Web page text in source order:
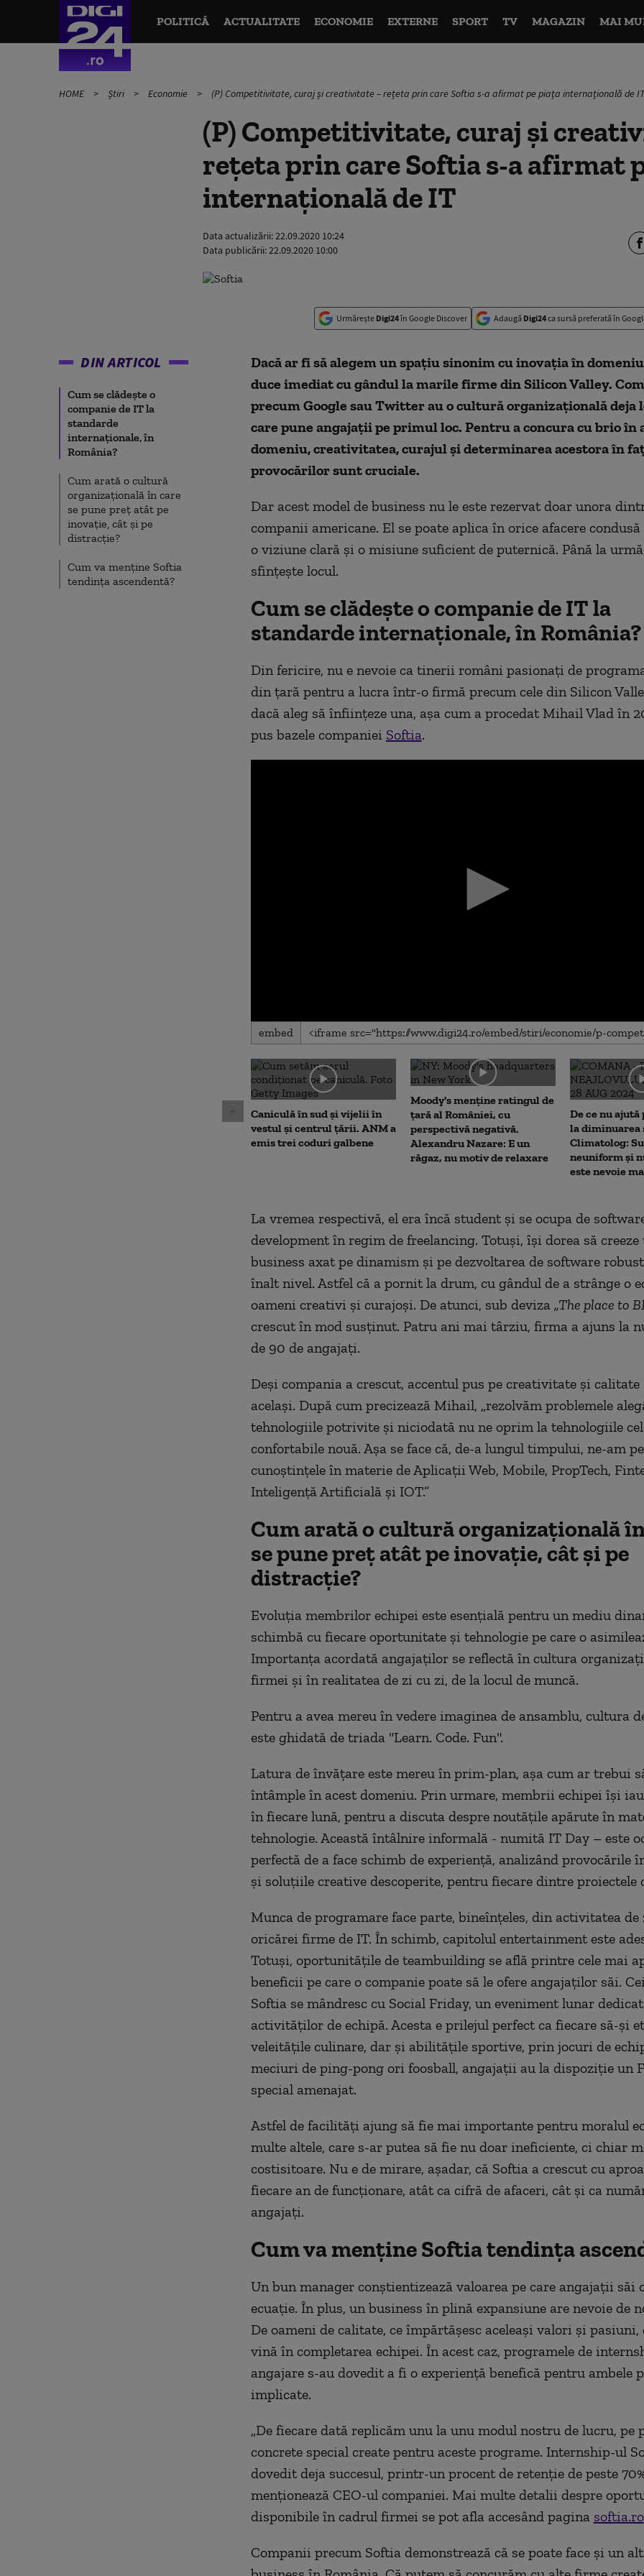
POLITICĂ ACTUALITATE ECONOMIE EXTERNE SPORT TV MAGAZIN MAI
HOME Știri Economie (P) Competitivitate, curaj și creativitate – rețeta prin care Softia s-a afirmat pe piața internațională de IT
(P) Competitivitate, curaj și
rețeta prin care Softia s-a afirmat
internațională de IT
Data actualizării:22.09.2020 10:24
Data publicării:22.09.2020 10:00
Urmărește Digi24în Google Discover Adaugă Digi24ca sursă preferată în
DIN ARTICOL
Cum se clădește o
companie de IT la
standarde
internaționale, în
România?
Cum arată o cultură
organizațională în care
se pune preț atât pe
inovație, cât și pe
distracție?
Cum va menține Softia
tendința ascendentă?
Dacă ar fi să alegem un spațiu sinonim cu inovația în
duce imediat cu gândul la marile firme din Silicon Valley.
precum Google sau Twitter au o cultură organizațională deja
care pune angajații pe primul loc. Pentru a concura cu brio în
domeniu, creativitatea, curajul și determinarea acestora în
provocărilor sunt cruciale.
Dar acest model de business nu le este rezervat doar unora
companii americane. El se poate aplica în orice afacere
o viziune clară și o misiune suficient de puternică. Până la
sfințește locul.
Cum se clădește o companie de IT la
standarde internaționale, în România?
Din fericire, nu e nevoie ca tinerii români pasionați de
din țară pentru a lucra într-o firmă precum cele din Silicon
dacă aleg să înființeze una, așa cum a procedat Mihail Vlad în
pus bazele companiei Softia.
0
seconds
0
secondsVolume
90%
embed
Caniculă în sud și vijelii în
vestul și centrul țării. ANM a
emis trei coduri galbene
Moody's menține ratingul de
țară al României, cu
perspectivă negativă.
Alexandru Nazare: E un
răgaz, nu motiv de relaxare
De ce nu
la diminuarea
Climatolog:
neuniform și
este nevoie
La vremea respectivă, el era încă student și se ocupa de
development în regim de freelancing. Totuși, își dorea să creeze
business axat pe dinamism și pe dezvoltarea de software
înalt nivel. Astfel că a pornit la drum, cu gândul de a strânge o
oameni creativi și curajoși. De atunci, sub deviza „The place to
crescut în mod susținut. Patru ani mai târziu, firma a ajuns la
de 90 de angajați.
Deși compania a crescut, accentul pus pe creativitate și calitate
același. După cum precizează Mihail, „rezolvăm problemele
tehnologiile potrivite și niciodată nu ne oprim la tehnologiile
confortabile nouă. Așa se face că, de-a lungul timpului, ne-am
cunoștințele în materie de Aplicații Web, Mobile, PropTech,
Inteligență Artificială și IOT.”
Cum arată o cultură organizațională
se pune preț atât pe inovație, cât și pe
distracție?
Evoluția membrilor echipei este esențială pentru un mediu
schimbă cu fiecare oportunitate și tehnologie pe care o
Importanța acordată angajaților se reflectă în cultura
firmei și în realitatea de zi cu zi, de la locul de muncă.
Pentru a avea mereu în vedere imaginea de ansamblu, cultura
este ghidată de triada "Learn. Code. Fun".
Latura de învățare este mereu în prim-plan, așa cum ar trebui
întâmple în acest domeniu. Prin urmare, membrii echipei își
în fiecare lună, pentru a discuta despre noutățile apărute în
tehnologie. Această întâlnire informală - numită IT Day – este
perfectă de a face schimb de experiență, analizând provocările
și soluțiile creative descoperite, pentru fiecare dintre proiectele
Munca de programare face parte, bineînțeles, din activitatea de
oricărei firme de IT. În schimb, capitolul entertainment este
Totuși, oportunitățile de teambuilding se află printre cele mai
beneficii pe care o companie poate să le ofere angajaților săi.
Softia se mândresc cu Social Friday, un eveniment lunar dedicat
activităților de echipă. Acesta e prilejul perfect ca fiecare să-și
veleitățile culinare, dar și abilitățile sportive, prin jocuri de
meciuri de ping-pong ori foosball, angajații au la dispoziție un
special amenajat.
Astfel de facilități ajung să fie mai importante pentru moralul
multe altele, care s-ar putea să fie nu doar ineficiente, ci chiar
costisitoare. Nu e de mirare, așadar, că Softia a crescut cu
fiecare an de funcționare, atât ca cifră de afaceri, cât și ca
angajați.
Cum va menține Softia tendința
Un bun manager conștientizează valoarea pe care angajații săi
ecuație. În plus, un business în plină expansiune are nevoie de
De oameni de calitate, ce împărtășesc aceleași valori și pasiuni,
vină în completarea echipei. În acest caz, programele de
angajare s-au dovedit a fi o experiență benefică pentru ambele
implicate.
„De fiecare dată replicăm unu la unu modul nostru de lucru, pe
concrete special create pentru aceste programe. Internship-ul
dovedit deja succesul, printr-un procent de retenție de peste
menționează CEO-ul companiei. Mai multe detalii despre
disponibile în cadrul firmei se pot afla accesând pagina softia.ro
Companii precum Softia demonstrează că se poate face și un